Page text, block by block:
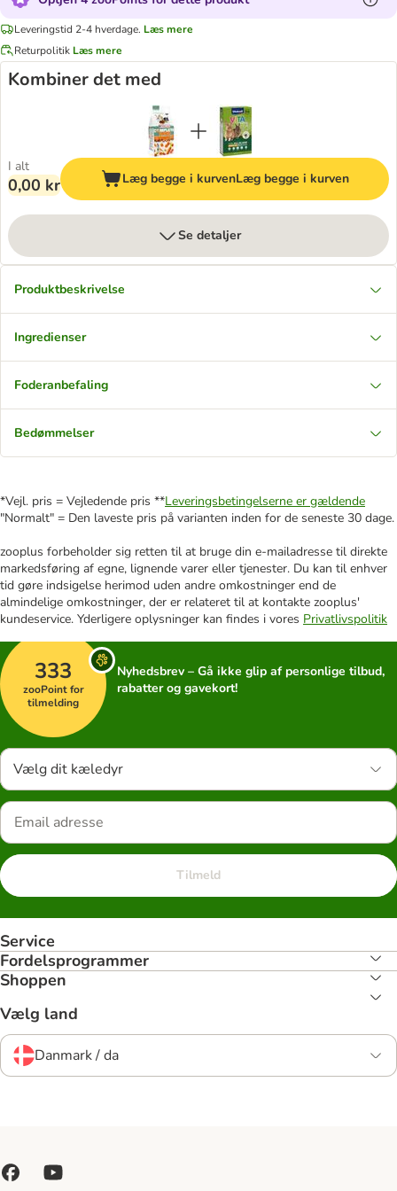
Leveringstid 2-4 hverdage. Læs mere
Returpolitik Læs mere
Kombiner det med
I alt
0,00 kr Læg begge i kurvenLæg begge i kurven
Se detaljer
Produktbeskrivelse
Ingredienser
Foderanbefaling
Bedømmelser
*Vejl. pris = Vejledende pris **Leveringsbetingelserne er gældende
"Normalt" = Den laveste pris på varianten inden for de seneste 30 dage.
zooplus forbeholder sig retten til at bruge din e-mailadresse til direkte
markedsføring af egne, lignende varer eller tjenester. Du kan til enhver
tid gøre indsigelse herimod uden andre omkostninger end de
almindelige omkostninger, der er relateret til at kontakte zooplus'
kundeservice. Yderligere oplysninger kan findes i vores Privatlivspolitik
333
zooPoint for
tilmelding
Nyhedsbrev – Gå ikke glip af personlige tilbud,
rabatter og gavekort!
Vælg dit kæledyr
Tilmeld
Service
Fordelsprogrammer
Shoppen
Vælg land
Danmark / da